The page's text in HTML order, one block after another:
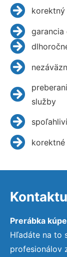
garancia
služby
Prerábka
Hľadáte na to
profesionálov